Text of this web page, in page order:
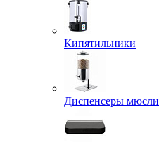
Кипятильники
Диспенсеры мюсли